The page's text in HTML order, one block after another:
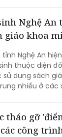
Nghệ
giáo khoa
tỉnh Nghệ An
thuộc diện
sử dụng sách
nhiều ở các
tháo gỡ
công